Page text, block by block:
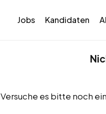
Jobs Kandidaten
Versuche es bitte noch